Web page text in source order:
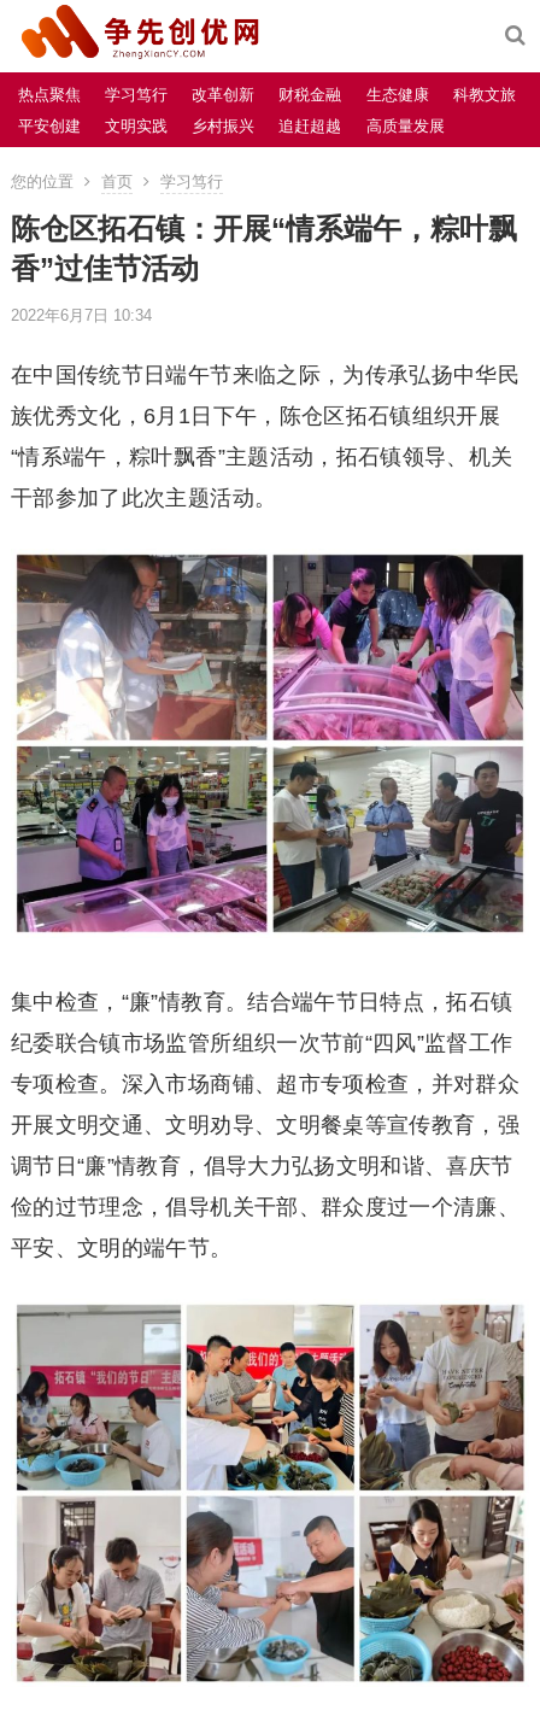
热点聚焦 学习笃行 改革创新 财税金融 生态健康
科教文旅
平安创建
文明实践 乡村振兴 追赶超越 高质量发展
您的位置 首页 学习笃行
陈仓区拓石镇：开展“情系端午，粽叶飘
香”过佳节活动
2022年6月7日 10:34
在中国传统节日端午节来临之际，为传承弘扬中华民
族优秀文化，6月1日下午，陈仓区拓石镇组织开展
“情系端午，粽叶飘香”主题活动，拓石镇领导、机关
干部参加了此次主题活动。
集中检查，“廉”情教育。结合端午节日特点，拓石镇
纪委联合镇市场监管所组织一次节前“四风”监督工作
专项检查。深入市场商铺、超市专项检查，并对群众
开展文明交通、文明劝导、文明餐桌等宣传教育，强
调节日“廉”情教育，倡导大力弘扬文明和谐、喜庆节
俭的过节理念，倡导机关干部、群众度过一个清廉、
平安、文明的端午节。